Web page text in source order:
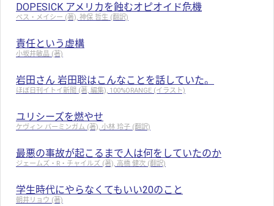
DOPESICK アメリカを蝕むオピオイド危機
ベス・メイシー (著), 神保 哲生 (翻訳)
責任という虚構
小坂井敏晶 (著)
岩田さん 岩田聡はこんなことを話していた。
ほぼ日刊イトイ新聞 (著, 編集), 100%ORANGE (イラスト)
ユリシーズを燃やせ
ケヴィン バーミンガム (著), 小林 玲子 (翻訳)
最悪の事故が起こるまで人は何をしていたのか
ジェームズ・R・チャイルズ (著), 高橋 健次 (翻訳)
学生時代にやらなくてもいい20のこと
朝井リョウ (著)